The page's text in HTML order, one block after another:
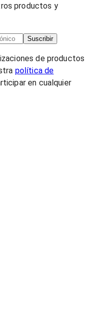
productos y
Suscribir
de productos
política de
en cualquier